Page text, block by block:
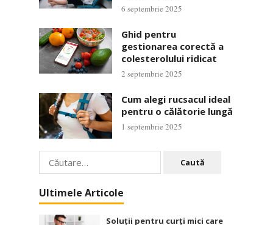
6 septembrie 2025
Ghid pentru
gestionarea corectă a
colesterolului ridicat
2 septembrie 2025
Cum alegi rucsacul ideal
pentru o călătorie lungă
1 septembrie 2025
Caută
după:
Ultimele Articole
Soluții pentru curți mici care